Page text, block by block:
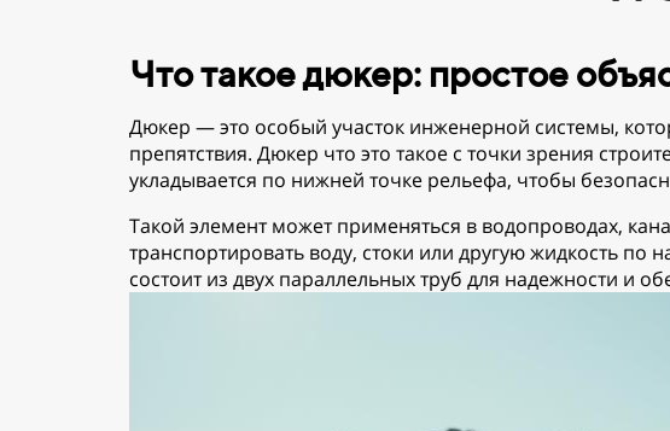
Что такое дюкер: простое
Дюкер — это особый участок инженерной системы,
препятствия. Дюкер что это такое с точки зрения
укладывается по нижней точке рельефа, чтобы
Такой элемент может применяться в водопроводах,
транспортировать воду, стоки или другую жидкость
состоит из двух параллельных труб для надежности и